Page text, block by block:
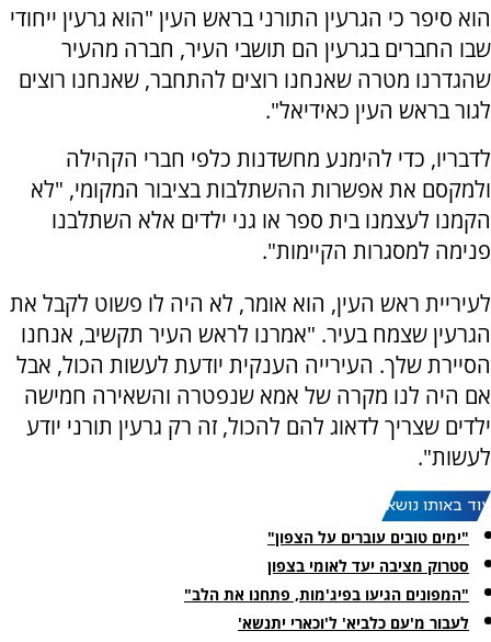
הוא סיפר כי הגרעין התורני בראש העין "הוא גרעין ייחודי
שבו החברים בגרעין הם תושבי העיר, חברה מהעיר
שהגדרנו מטרה שאנחנו רוצים להתחבר, שאנחנו רוצים
לגור בראש העין כאידיאל".
לדבריו, כדי להימנע מחשדנות כלפי חברי הקהילה
ולמקסם את אפשרות ההשתלבות בציבור המקומי, "לא
הקמנו לעצמנו בית ספר או גני ילדים אלא השתלבנו
פנימה למסגרות הקיימות".
לעיריית ראש העין, הוא אומר, לא היה לו פשוט לקבל את
הגרעין שצמח בעיר. "אמרנו לראש העיר תקשיב, אנחנו
הסיירת שלך. העירייה הענקית יודעת לעשות הכול, אבל
אם היה לנו מקרה של אמא שנפטרה והשאירה חמישה
ילדים שצריך לדאוג להם להכול, זה רק גרעין תורני יודע
לעשות".
עוד באותו נושא:
"ימים טובים עוברים על הצפון"
סטרוק מציבה יעד לאומי בצפון
"המפונים הגיעו בפיג'מות, פתחנו את הלב"
לעבור מ'עם כלביא' ל'וכארי יתנשא'